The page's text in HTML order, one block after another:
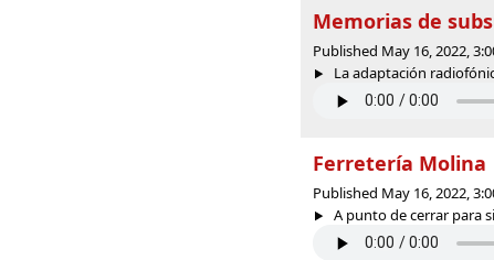
Memorias de
Published May 16, 2022,
La adaptación
Ferretería Molina
Published May 16, 2022,
A punto de cerrar para